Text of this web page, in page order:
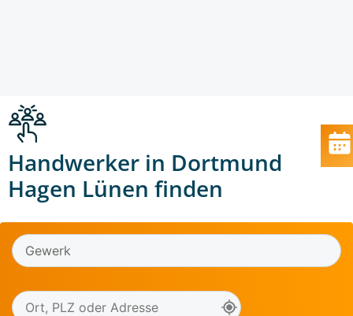
Handwerker in Dortmund
Hagen Lünen finden